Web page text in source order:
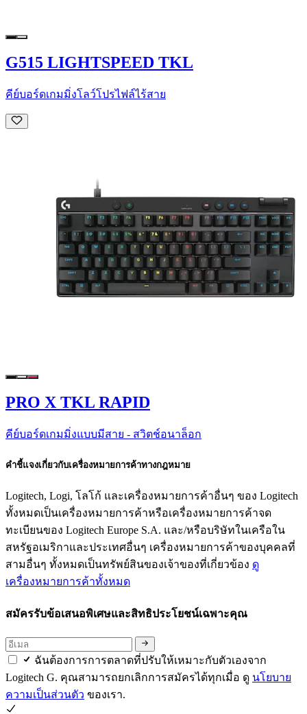
G515 LIGHTSPEED TKL
คีย์บอร์ดเกมมิ่งโลว์โปรไฟล์ไร้สาย
PRO X TKL RAPID
คีย์บอร์ดเกมมิ่งแบบมีสาย - สวิตช์อนาล็อก
คำชี้แจงเกี่ยวกับเครื่องหมายการค้าทางกฎหมาย
Logitech, Logi, โลโก้ และเครื่องหมายการค้าอื่นๆ ของ Logitech
ทั้งหมดเป็นเครื่องหมายการค้าหรือเครื่องหมายการค้าจด
ทะเบียนของ Logitech Europe S.A. และ/หรือบริษัทในเครือใน
สหรัฐอเมริกาและประเทศอื่นๆ เครื่องหมายการค้าของบุคคลที่
สามอื่นๆ ทั้งหมดเป็นทรัพย์สินของเจ้าของที่เกี่ยวข้อง ดู
เครื่องหมายการค้าทั้งหมด
สมัครรับข้อเสนอพิเศษและสิทธิประโยชน์เฉพาะคุณ
ฉันต้องการการตลาดที่ปรับให้เหมาะกับตัวเองจาก
Logitech G. คุณสามารถยกเลิกการสมัครได้ทุกเมื่อ ดู นโยบาย
ความเป็นส่วนตัว ของเรา.